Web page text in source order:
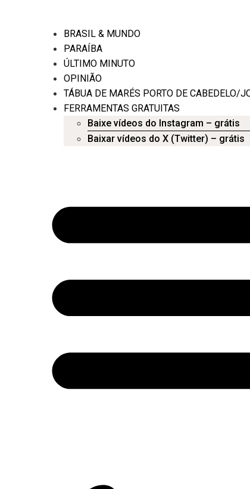
BRASIL & MUNDO
PARAÍBA
ÚLTIMO MINUTO
OPINIÃO
TÁBUA DE MARÉS PORTO DE CABEDELO/
FERRAMENTAS GRATUITAS
Baixe vídeos do Instagram – grátis
Baixar vídeos do X (Twitter) – grátis